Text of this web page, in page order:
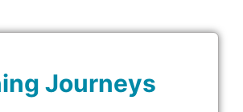
Journeys